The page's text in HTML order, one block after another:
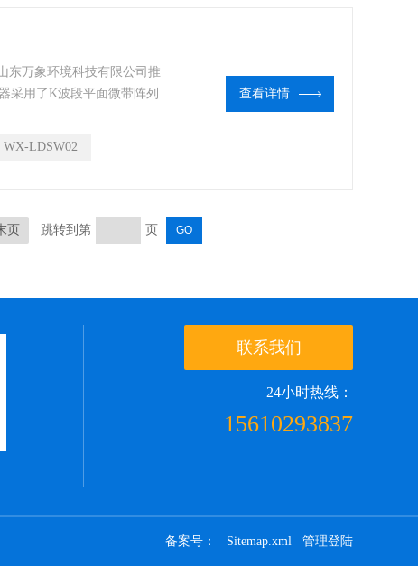
东万象环境科技有限公司推
采用了K波段平面微带阵列
WX-LDSW02
查看详情
页 跳转到第 页
联系我们
24小时热线：
15610293837
备案号： Sitemap.xml 管理登陆